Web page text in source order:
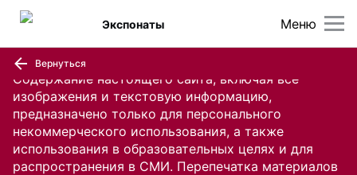
Содержание настоящего сайта, включая все
изображения и текстовую информацию,
предназначено только для персонального
некоммерческого использования, а также
использования в образовательных целях и для
распространения в СМИ. Перепечатка материалов
Меню
Экспонаты
Вернуться